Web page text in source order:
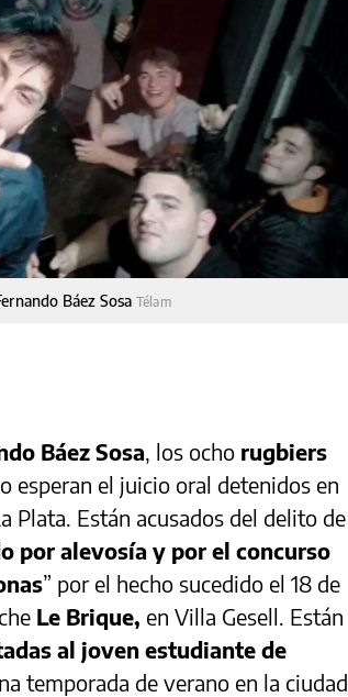
Báez Sosa Télam
Báez Sosa, los ocho rugbiers
el juicio oral detenidos en
Plata. Están acusados del delito de
por alevosía y por el concurso
” por el hecho sucedido el 18 de
Le Brique, en Villa Gesell. Están
al joven estudiante de
temporada de verano en la ciudad